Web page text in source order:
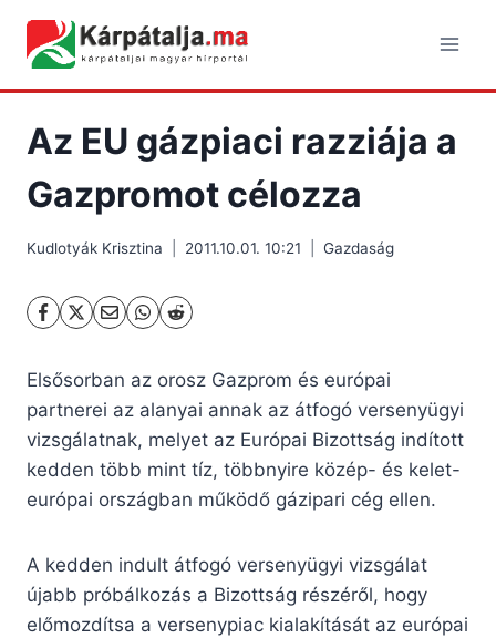
content
Az EU gázpiaci razziája a
Gazpromot célozza
Kudlotyák Krisztina 2011.10.01. 10:21 Gazdaság
Elsősorban az orosz Gazprom és európai
partnerei az alanyai annak az átfogó versenyügyi
vizsgálatnak, melyet az Európai Bizottság indított
kedden több mint tíz, többnyire közép- és kelet-
európai országban működő gázipari cég ellen.
A kedden indult átfogó versenyügyi vizsgálat
újabb próbálkozás a Bizottság részéről, hogy
előmozdítsa a versenypiac kialakítását az európai